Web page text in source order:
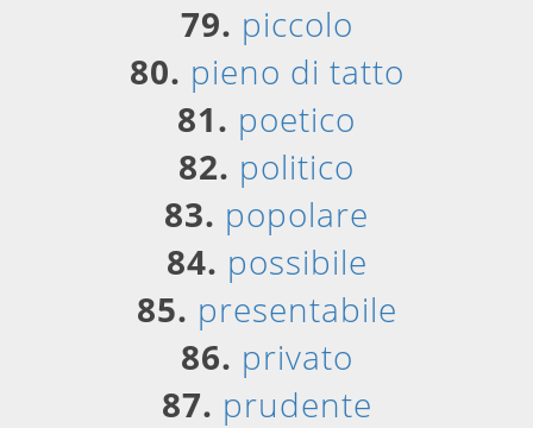
79. piccolo
80. pieno di tatto
81. poetico
82. politico
83. popolare
84. possibile
85. presentabile
86. privato
87. prudente